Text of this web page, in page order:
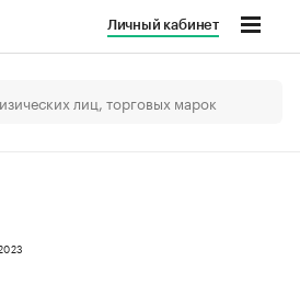
Личный кабинет